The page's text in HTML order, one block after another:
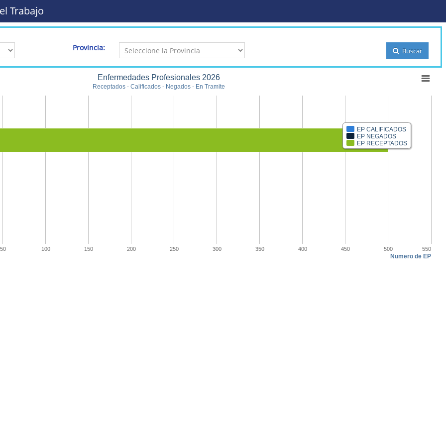
Trabajo
Provincia: Buscar
Numero de EP
Enfermedades Profesionales 2026
Receptados - Calificados - Negados - En Tramite
500
EP CALIFICADOS
EP NEGADOS
EP RECEPTADOS
50 100 150 200 250 300 350 400 450 500 550